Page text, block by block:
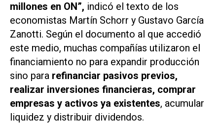
millones en ON”, indicó el texto de los
economistas Martín Schorr y Gustavo García
Zanotti. Según el documento al que accedió
este medio, muchas compañías utilizaron el
financiamiento no para expandir producción
sino para refinanciar pasivos previos,
realizar inversiones financieras, comprar
empresas y activos ya existentes, acumular
liquidez y distribuir dividendos.